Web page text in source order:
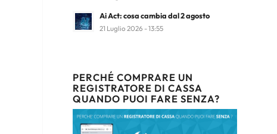
Ai Act: cosa cambia dal 2 agosto
21 Luglio 2026 - 13:55
PERCHÉ COMPRARE UN
REGISTRATORE DI CASSA
QUANDO PUOI FARE SENZA?